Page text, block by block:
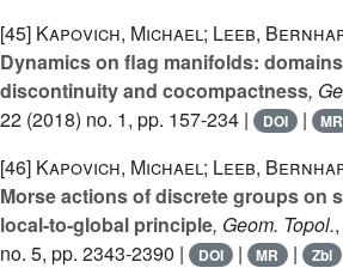
[45] Kapovich, Michael; Leeb,
Dynamics on flag manifolds:
discontinuity and cocompactness,
22 (2018) no. 1, pp. 157-234 | DOI | MR
[46] Kapovich, Michael; Leeb,
Morse actions of discrete groups on
local-to-global principle, Geom. Topol.
no. 5, pp. 2343-2390 |
DOI | MR | Zbl